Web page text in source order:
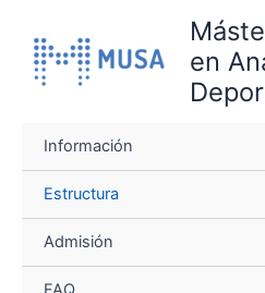
contenido
en
Información
Estructura
Admisión